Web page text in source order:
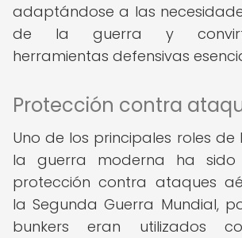
adaptándose a las
de la guerra y
herramientas defensivas
Protección contra
Uno de los principales roles de
la guerra moderna ha sido
protección contra ataques
la Segunda Guerra Mundial,
bunkers eran utilizados